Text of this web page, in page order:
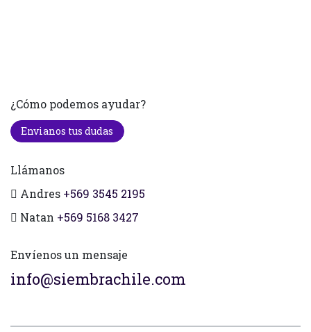
¿Cómo podemos ayudar?
Envianos tus dudas
Llámanos
Andres +569 3545 2195
Natan +569 5168 3427
Envíenos un mensaje
info@siembrachile.com